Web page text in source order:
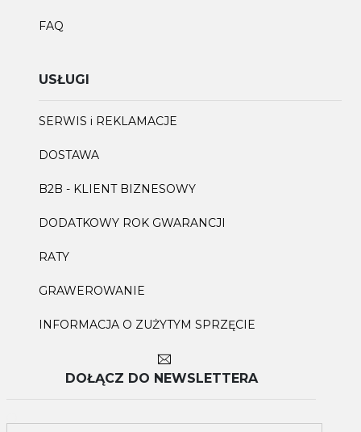
FAQ
USŁUGI
SERWIS i REKLAMACJE
DOSTAWA
B2B - KLIENT BIZNESOWY
DODATKOWY ROK GWARANCJI
RATY
GRAWEROWANIE
INFORMACJA O ZUŻYTYM SPRZĘCIE
DOŁĄCZ DO NEWSLETTERA